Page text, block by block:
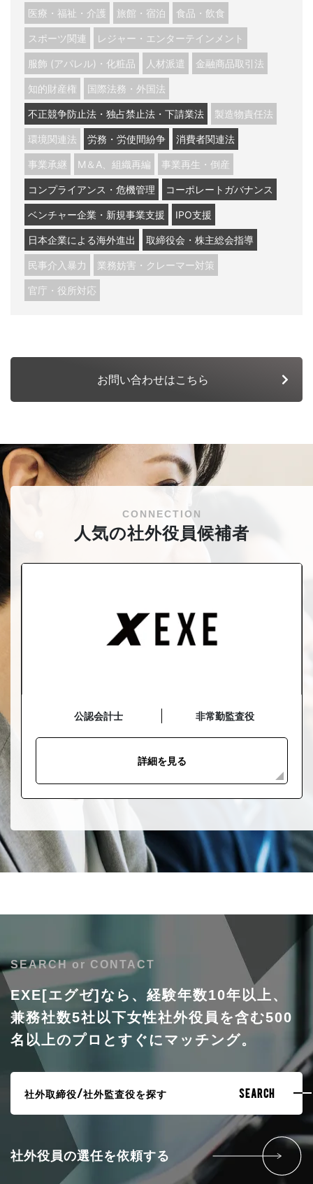
NEWS お知らせ
KNOWLEGE 社外役員コラム
社外役員への登録を希望される方へ
お電話でもお気軽にご連絡ください。
03-6279-3757
お電話受付時間 / 平日：10:00 〜 19:00
運営会社 個人情報保護方針
利用規約 お問い合わせ
医療・福祉・介護 旅館・宿泊 食品・飲食
スポーツ関連 レジャー・エンターテインメント
服飾 (アパレル)・化粧品 人材派遣 金融商品取引法
知的財産権 国際法務・外国法
不正競争防止法・独占禁止法・下請業法 製造物責任法
環境関連法 労務・労使間紛争 消費者関連法
事業承継 M＆A、組織再編 事業再生・倒産
コンプライアンス・危機管理 コーポレートガバナンス
ベンチャー企業・新規事業支援 IPO支援
日本企業による海外進出 取締役会・株主総会指導
民事介入暴力 業務妨害・クレーマー対策
官庁・役所対応
お問い合わせはこちら
CONNECTION
人気の社外役員候補者
公認会計士 非常勤監査役
詳細を見る
SEARCH or CONTACT
EXE[エグゼ]なら、経験年数10年以上、
兼務社数5社以下女性社外役員を含む500
名以上のプロと すぐにマッチング。
社外取締役/社外監査役を探す SEARCH
社外役員の選任を依頼する